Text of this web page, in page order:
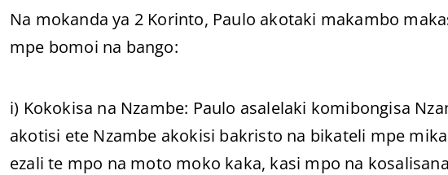
Na mokanda ya 2 Korinto, Paulo akotaki makambo
mpe bomoi na bango:
i) Kokokisa na Nzambe: Paulo asalelaki komibongisa
akotisi ete Nzambe akokisi bakristo na bikateli mpe
ezali te mpo na moto moko kaka, kasi mpo na